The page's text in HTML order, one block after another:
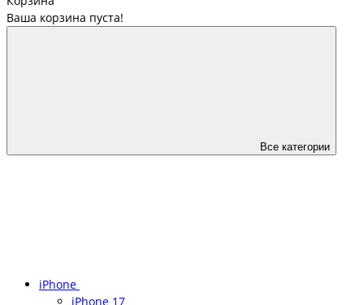
Ваша корзина пуста!
Все категории
iPhone
iPhone 17